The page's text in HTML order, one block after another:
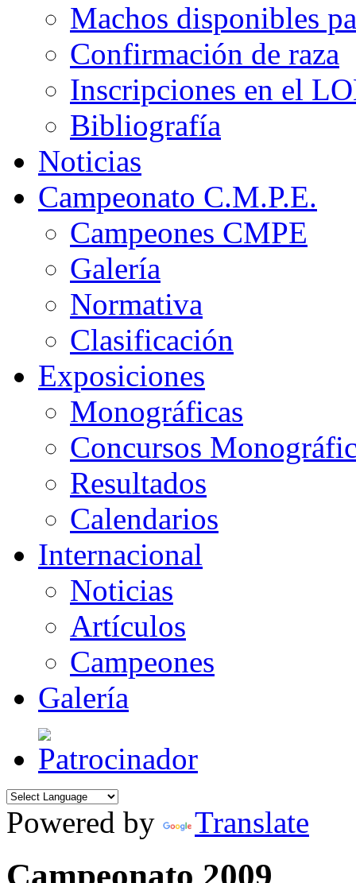
Machos disponibles
Confirmación de raza
Inscripciones en el
Bibliografía
Noticias
Campeonato C.M.P.E.
Campeones CMPE
Galería
Normativa
Clasificación
Exposiciones
Monográficas
Concursos
Resultados
Calendarios
Internacional
Noticias
Artículos
Campeones
Galería
Powered by Translate
Campeonato 2009